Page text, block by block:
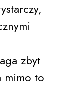
zbyt
mimo to